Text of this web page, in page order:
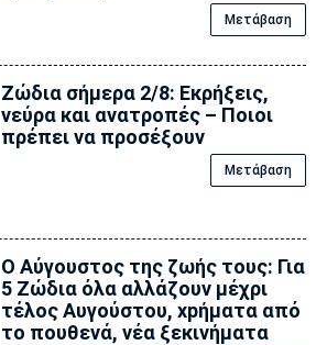
Μετάβαση
Ζώδια σήμερα 2/8: Εκρήξεις,
νεύρα και ανατροπές – Ποιοι
πρέπει να προσέξουν
Μετάβαση
Ο Αύγουστος της ζωής τους: Για
5 Zώδια όλα αλλάζουν μέχρι
τέλος Αυγούστου, xpήματα από
το πουθενά, νέα ξεκινήματα